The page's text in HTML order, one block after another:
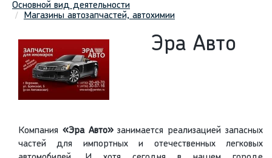
Основной вид деятельности
Магазины автозапчастей, автохимии
Эра Авто
Компания «Эра Авто»занимается реализацией запасных
частей для импортных и отечественных легковых